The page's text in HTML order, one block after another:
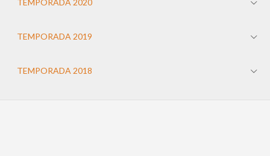
TEMPORADA 2019
TEMPORADA 2018